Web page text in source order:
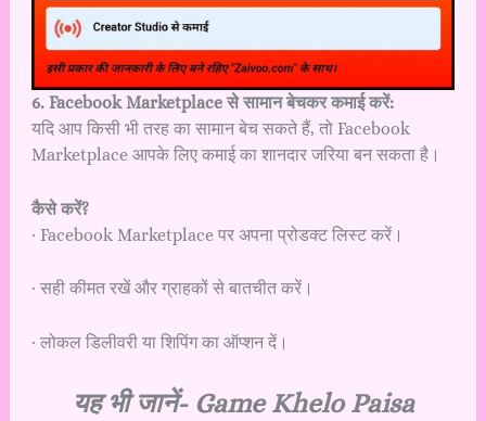
6. Facebook Marketplace से सामान बेचकर कमाई करें:
यदि आप किसी भी तरह का सामान बेच सकते हैं, तो Facebook
Marketplace आपके लिए कमाई का शानदार जरिया बन सकता है।
कैसे करें?
· Facebook Marketplace पर अपना प्रोडक्ट लिस्ट करें।
· सही कीमत रखें और ग्राहकों से बातचीत करें।
· लोकल डिलीवरी या शिपिंग का ऑप्शन दें।
यह भी जानें- Game Khelo Paisa